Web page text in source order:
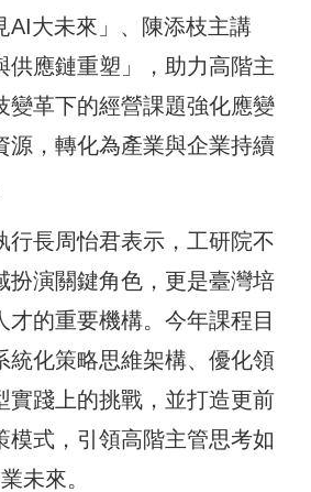
AI大未來」、陳添枝主講
供應鏈重塑」，助力高階主
變革下的經營課題強化應變
源，轉化為產業與企業持續
行長周怡君表示，工研院不
扮演關鍵角色，更是臺灣培
才的重要機構。今年課程目
統化策略思維架構、優化領
實踐上的挑戰，並打造更前
模式，引領高階主管思考如
未來。